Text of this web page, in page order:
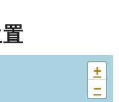
置
+
−